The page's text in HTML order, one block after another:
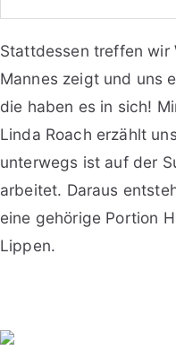
Stattdessen treffen wir
Mannes zeigt und uns
die haben es in sich!
Linda Roach erzählt
unterwegs ist auf der
arbeitet. Daraus
eine gehörige Portion
Lippen.